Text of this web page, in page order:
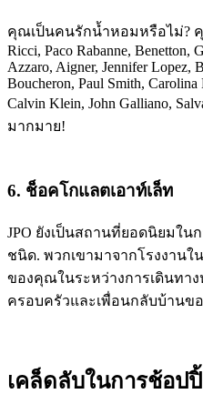
คุณเป็นคนรักน้ำหอมหรือไม่?
Ricci, Paco Rabanne, Benetton,
Azzaro, Aigner, Jennifer Lopez,
Boucheron, Paul Smith,
Calvin Klein, John Galliano,
มากมาย!
6. ช็อคโกแลตเอาท์เล็ท
JPO ยังเป็นสถานที่ยอดนิยมใ
ชนิด. พวกเขามาจากโรงงานใ
ของคุณในระหว่างการเดินทา
ครอบครัวและเพื่อนกลับบ้านข
เคล็ดลับในการช้อป